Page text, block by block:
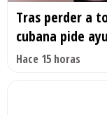
Tras perder a
cubana pide
Hace 15 horas